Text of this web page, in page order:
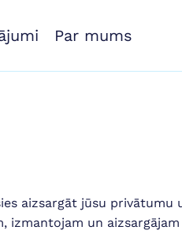
Par mums
aizsargāt jūsu
un